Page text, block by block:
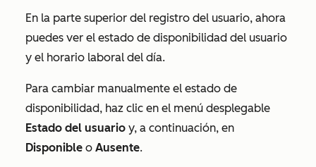
En la parte superior del registro del usuario, ahora
puedes ver el estado de disponibilidad del usuario
y el horario laboral del día.
Para cambiar manualmente el estado de
disponibilidad, haz clic en el menú desplegable
Estado del usuario y, a continuación, en
Disponible o Ausente.